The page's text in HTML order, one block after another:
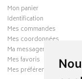
Mon panier
Identification
Mes commandes
Mes coordonnées
Ma messagerie
Mes favoris
Mes préférences Cookies